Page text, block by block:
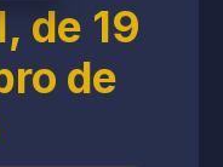
de 19
de